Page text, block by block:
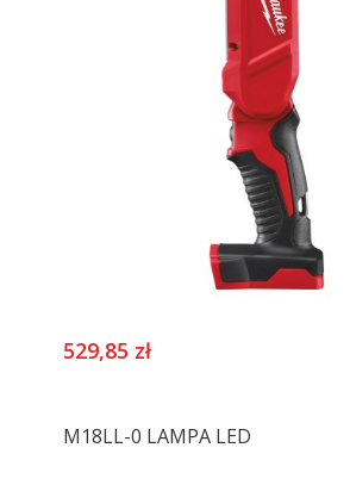
529,85 zł
M18LL-0 LAMPA LED